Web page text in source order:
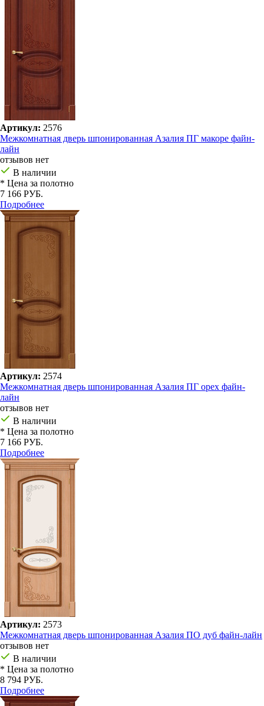
Артикул: 2576
Межкомнатная дверь шпонированная Азалия ПГ макоре файн-
лайн
отзывов нет
В наличии
* Цена за полотно
7 166 РУБ.
Подробнее
Артикул: 2574
Межкомнатная дверь шпонированная Азалия ПГ орех файн-
лайн
отзывов нет
В наличии
* Цена за полотно
7 166 РУБ.
Подробнее
Артикул: 2573
Межкомнатная дверь шпонированная Азалия ПО дуб файн-лайн
отзывов нет
В наличии
* Цена за полотно
8 794 РУБ.
Подробнее